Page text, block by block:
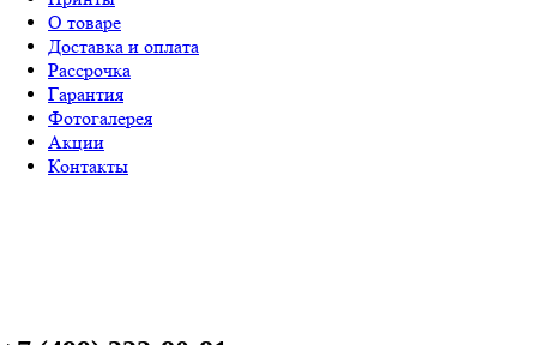
О товаре
Доставка и оплата
Рассрочка
Гарантия
Фотогалерея
Акции
Контакты